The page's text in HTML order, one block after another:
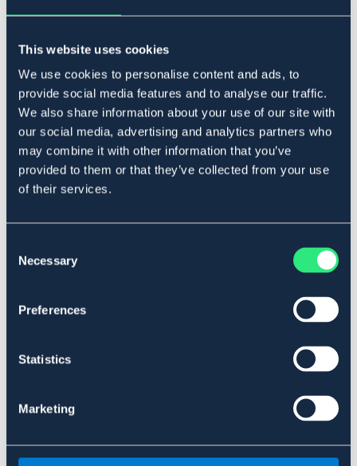
This website uses cookies
We use cookies to personalise content and ads, to
provide social media features and to analyse our traffic.
We also share information about your use of our site with
our social media, advertising and analytics partners who
may combine it with other information that you’ve
provided to them or that they’ve collected from your use
of their services.
Selection
Necessary
Preferences
Statistics
Marketing
I lager Se lager i butik
Produktbeskrivning
Dubbelsydd nylongrimma. Fodrad i nos- och nackrem
med mjukt neoprenfoder. Knäppes med rullsölja. Hake i
Storleksguide
Se lager i butik
Recensioner